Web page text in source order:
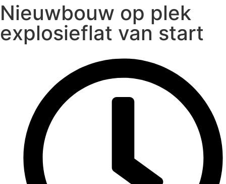
Nieuwbouw op plek
explosieflat van start